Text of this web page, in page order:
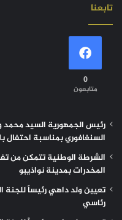
تابعنا
0
متابعون
رئيس الجمهورية السيد محمد
السنغافوري بمناسبة احتفال
الشرطة الوطنية تتمكن من
المخدرات بمدينة نواذيبو
تعيين ولد داهي رئيساً
رئاسي